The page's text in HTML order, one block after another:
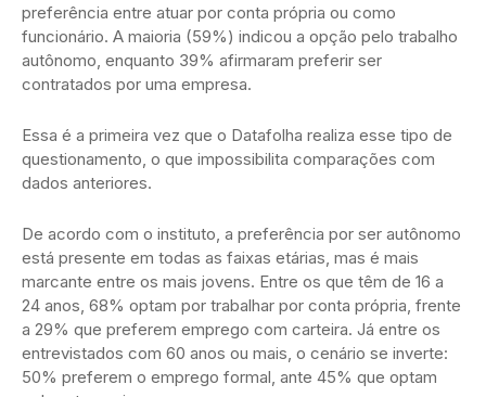
preferência entre atuar por conta própria ou como
funcionário. A maioria (59%) indicou a opção pelo trabalho
autônomo, enquanto 39% afirmaram preferir ser
contratados por uma empresa.
Essa é a primeira vez que o Datafolha realiza esse tipo de
questionamento, o que impossibilita comparações com
dados anteriores.
De acordo com o instituto, a preferência por ser autônomo
está presente em todas as faixas etárias, mas é mais
marcante entre os mais jovens. Entre os que têm de 16 a
24 anos, 68% optam por trabalhar por conta própria, frente
a 29% que preferem emprego com carteira. Já entre os
entrevistados com 60 anos ou mais, o cenário se inverte:
50% preferem o emprego formal, ante 45% que optam